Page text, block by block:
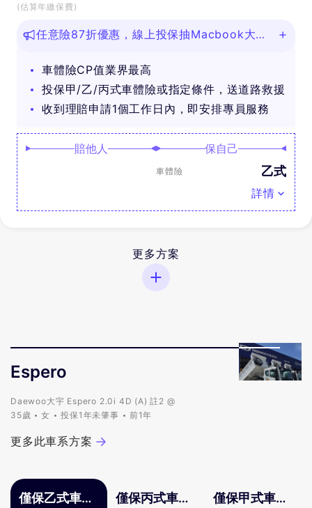
(估算年繳保費)
任意險87折優惠，線上投保抽Macbook大
車體險CP值業界最高
投保甲/乙/丙式車體險或指定條件，送道路救援
收到理賠申請1個工作日內，即安排專員服務
賠他人 保自己
車體險 乙式
詳情
更多方案
Espero
Daewoo大宇 Espero 2.0i 4D (A) 註2 @
35歲
女 投保1年未肇事 前1年
更多此車系方案
僅保乙式車體
僅保丙式車體
僅保甲式車體